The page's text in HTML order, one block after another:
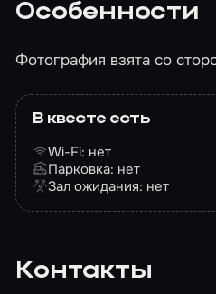
Особенности
Фотография взята со
В квесте есть
Wi-Fi: нет
Парковка: нет
Зал ожидания: нет
Контакты